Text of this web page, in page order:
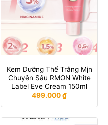
Kem Dưỡng Thể Trắng Mịn
Chuyên Sâu RMON White
Label Eve Cream 150ml
499.000₫